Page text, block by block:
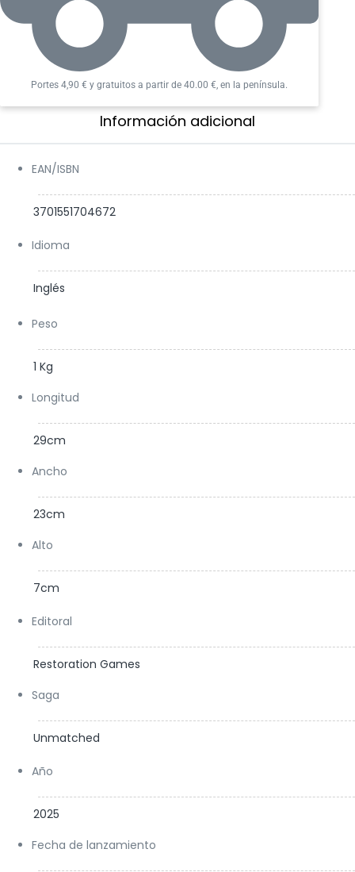
Portes 4,90 € y gratuitos a partir de 40.00 €, en la península.
Información adicional​
EAN/ISBN
3701551704672
Idioma
Inglés
Peso
1 Kg
Longitud
29cm
Ancho
23cm
Alto
7cm
Editoral
Restoration Games
Saga
Unmatched
Año
2025
Fecha de lanzamiento